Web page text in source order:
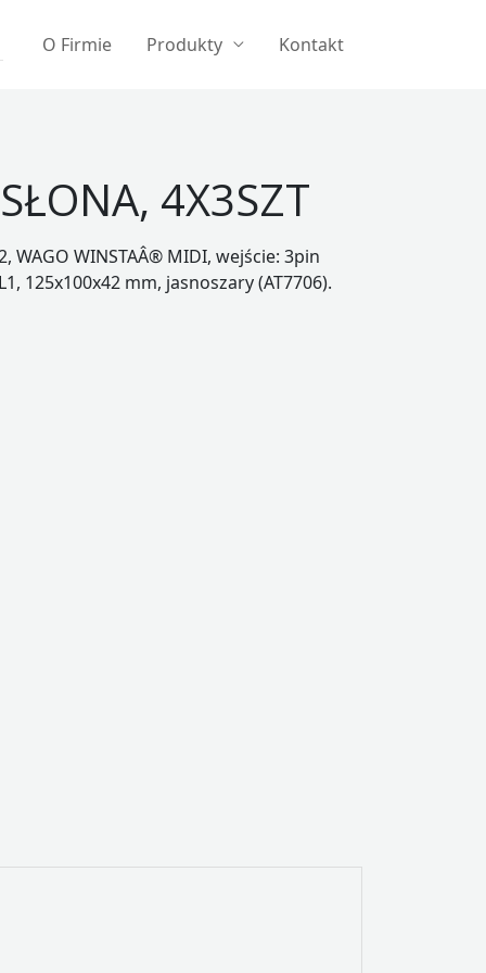
O Firmie Produkty Kontakt
4X3SZT
WAGO WINSTAÂ® MIDI, wejście: 3pin
125x100x42 mm, jasnoszary (AT7706).